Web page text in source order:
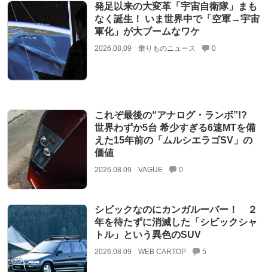
発足以来の大変革「宇宙自衛隊」まも
なく誕生！ いま世界中で「空軍→宇宙
軍化」が大ブームなワケ
2026.08.09 乗りものニュース 0
これぞ最後の“アナログ・ランボ”!?
世界わずか5台 希少すぎる6速MTを備
えた15年前の「ムルシエラゴSV」の
価値
2026.08.09 VAGUE 0
シビックなのにカンガルーバー！ ２
年を待たずに消滅した「シビックシャ
トル」という異色のSUV
2026.08.09 WEB CARTOP 5